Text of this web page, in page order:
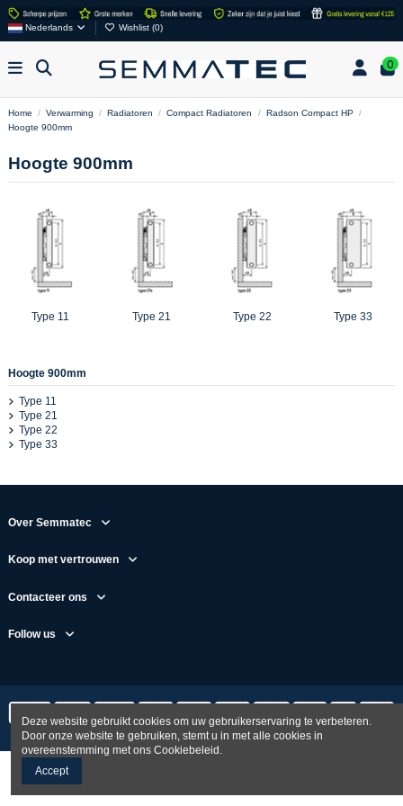
Nederlands Wishlist (0)
0
Home Verwarming Radiatoren Compact Radiatoren
Radson Compact HP
Hoogte 900mm
Hoogte 900mm
Type 11 Type 21 Type 22 Type 33
Hoogte 900mm
Type 11
Type 21
Type 22
Type 33
Over Semmatec
Koop met vertrouwen
Contacteer ons
Follow us
Deze website gebruikt cookies om uw gebruikerservaring te verbeteren.
Door onze website te gebruiken, stemt u in met alle cookies in
overeenstemming met ons Cookiebeleid.
Accept